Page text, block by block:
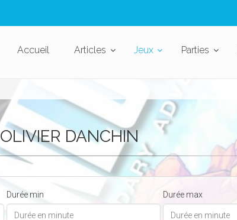
Accueil Articles Jeux Parties
OLIVIER DANCHIN
Durée min Durée max